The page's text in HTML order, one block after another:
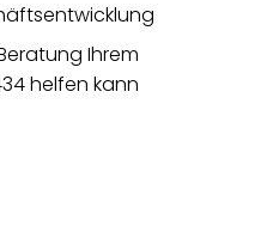
Ihrem
helfen kann